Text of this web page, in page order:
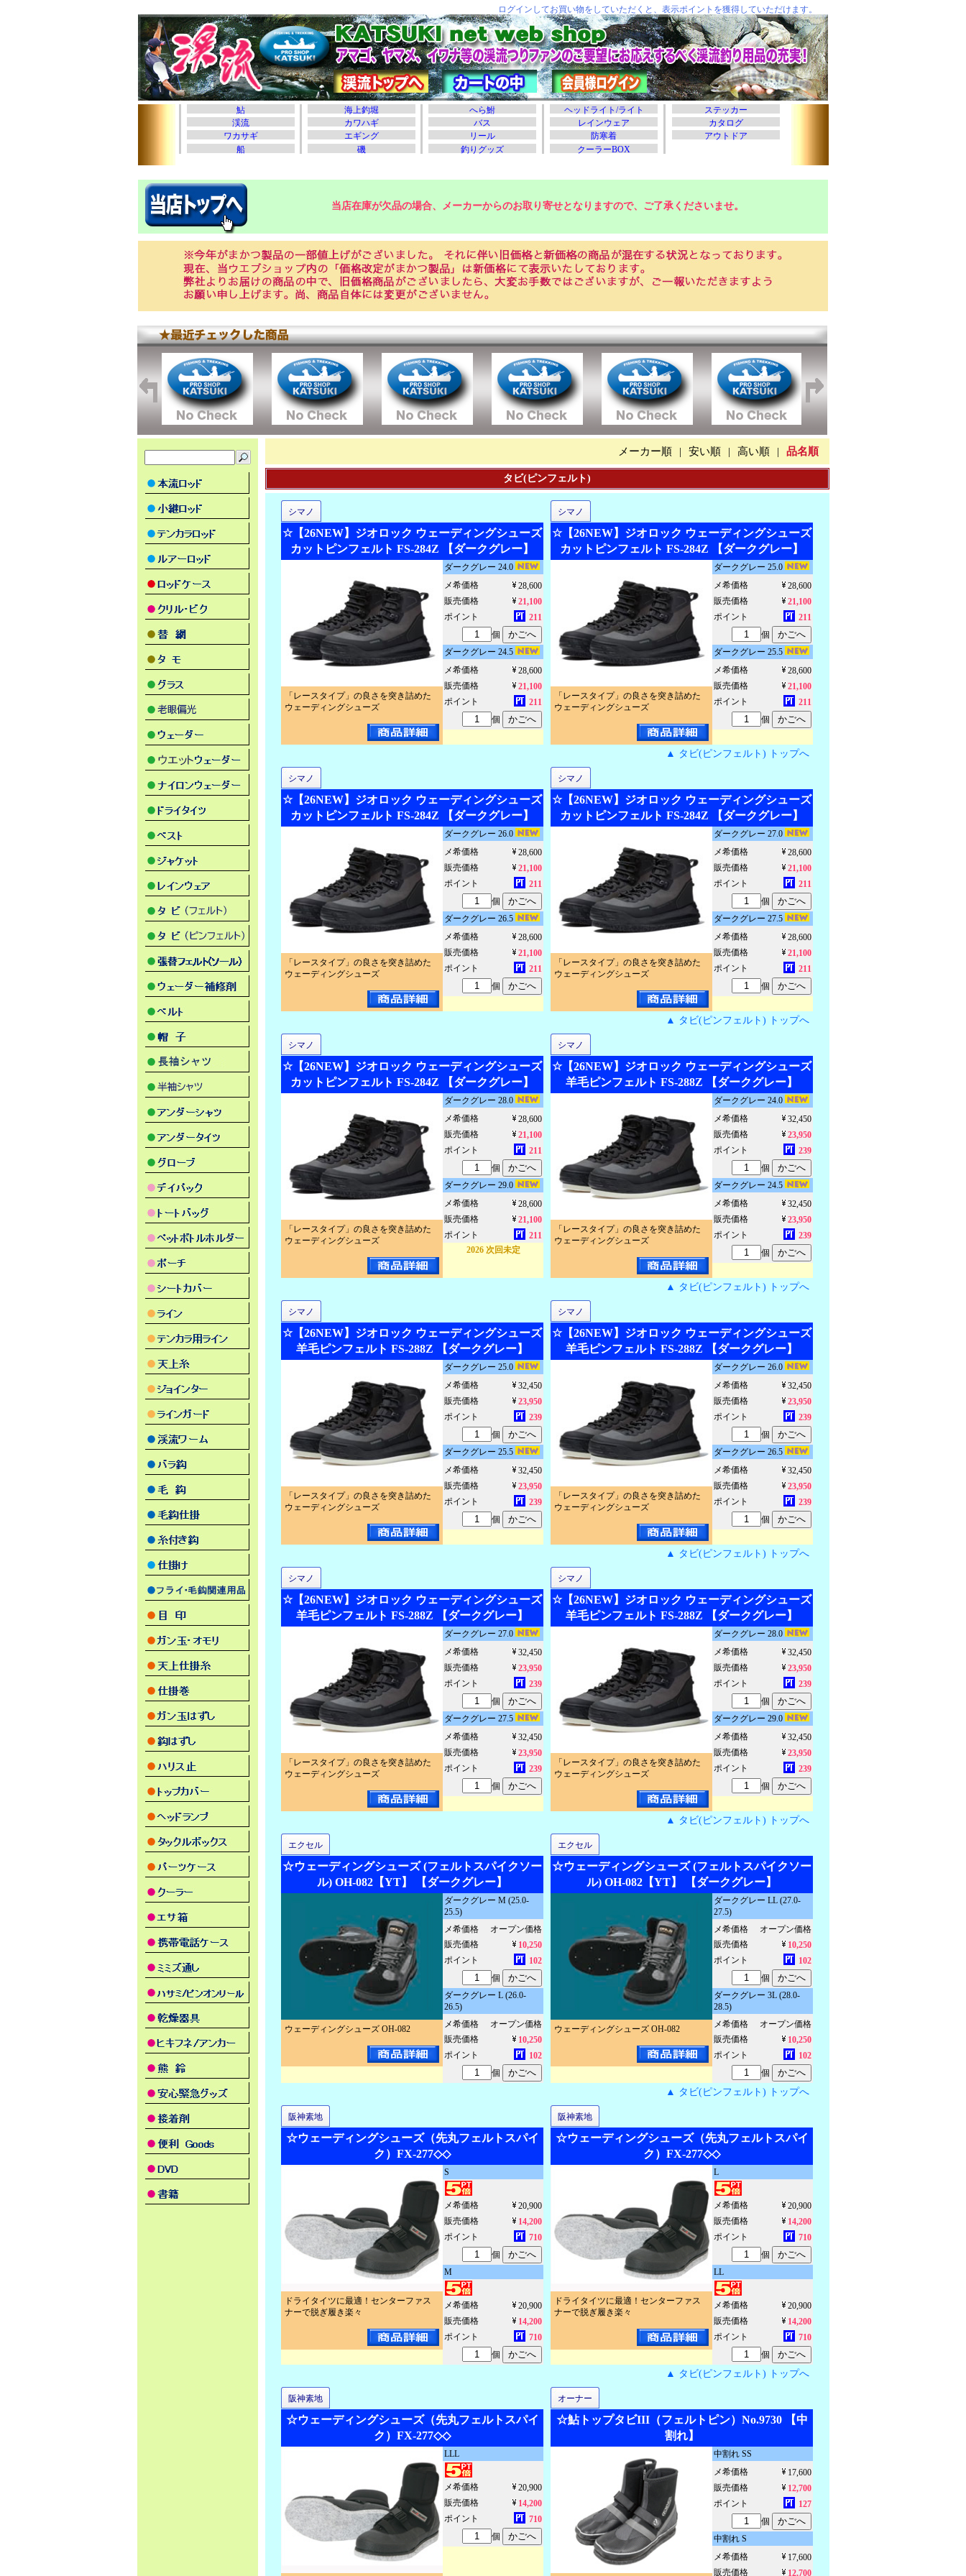
当店在庫が欠品の場合、メーカーからのお取り寄せとなりますので、ご了承くださいませ。
メーカー順 | 安い順 | 高い順 | 品名順
タビ(ピンフェルト)
シマノ
☆【26NEW】ジオロック ウェーディングシューズ
カットピンフェルト FS-284Z 【ダークグレー】
「レースタイプ」の良さを突き詰めた
ウェーディングシューズ
ダークグレー 24.0
メ希価格
28,600
販売価格
21,100
ポイント
211
個
ダークグレー 24.5
メ希価格
28,600
販売価格
21,100
ポイント
211
個
シマノ
☆【26NEW】ジオロック ウェーディングシューズ
カットピンフェルト FS-284Z 【ダークグレー】
「レースタイプ」の良さを突き詰めた
ウェーディングシューズ
ダークグレー 25.0
メ希価格
28,600
販売価格
21,100
ポイント
211
個
ダークグレー 25.5
メ希価格
28,600
販売価格
21,100
ポイント
211
個
▲ タビ(ピンフェルト) トップへ
シマノ
☆【26NEW】ジオロック ウェーディングシューズ
カットピンフェルト FS-284Z 【ダークグレー】
「レースタイプ」の良さを突き詰めた
ウェーディングシューズ
ダークグレー 26.0
メ希価格
28,600
販売価格
21,100
ポイント
211
個
ダークグレー 26.5
メ希価格
28,600
販売価格
21,100
ポイント
211
個
シマノ
☆【26NEW】ジオロック ウェーディングシューズ
カットピンフェルト FS-284Z 【ダークグレー】
「レースタイプ」の良さを突き詰めた
ウェーディングシューズ
ダークグレー 27.0
メ希価格
28,600
販売価格
21,100
ポイント
211
個
ダークグレー 27.5
メ希価格
28,600
販売価格
21,100
ポイント
211
個
▲ タビ(ピンフェルト) トップへ
シマノ
☆【26NEW】ジオロック ウェーディングシューズ
カットピンフェルト FS-284Z 【ダークグレー】
「レースタイプ」の良さを突き詰めた
ウェーディングシューズ
ダークグレー 28.0
メ希価格
28,600
販売価格
21,100
ポイント
211
個
ダークグレー 29.0
メ希価格
28,600
販売価格
21,100
ポイント
211
2026 次回未定
シマノ
☆【26NEW】ジオロック ウェーディングシューズ
羊毛ピンフェルト FS-288Z 【ダークグレー】
「レースタイプ」の良さを突き詰めた
ウェーディングシューズ
ダークグレー 24.0
メ希価格
32,450
販売価格
23,950
ポイント
239
個
ダークグレー 24.5
メ希価格
32,450
販売価格
23,950
ポイント
239
個
▲ タビ(ピンフェルト) トップへ
シマノ
☆【26NEW】ジオロック ウェーディングシューズ
羊毛ピンフェルト FS-288Z 【ダークグレー】
「レースタイプ」の良さを突き詰めた
ウェーディングシューズ
ダークグレー 25.0
メ希価格
32,450
販売価格
23,950
ポイント
239
個
ダークグレー 25.5
メ希価格
32,450
販売価格
23,950
ポイント
239
個
シマノ
☆【26NEW】ジオロック ウェーディングシューズ
羊毛ピンフェルト FS-288Z 【ダークグレー】
「レースタイプ」の良さを突き詰めた
ウェーディングシューズ
ダークグレー 26.0
メ希価格
32,450
販売価格
23,950
ポイント
239
個
ダークグレー 26.5
メ希価格
32,450
販売価格
23,950
ポイント
239
個
▲ タビ(ピンフェルト) トップへ
シマノ
☆【26NEW】ジオロック ウェーディングシューズ
羊毛ピンフェルト FS-288Z 【ダークグレー】
「レースタイプ」の良さを突き詰めた
ウェーディングシューズ
ダークグレー 27.0
メ希価格
32,450
販売価格
23,950
ポイント
239
個
ダークグレー 27.5
メ希価格
32,450
販売価格
23,950
ポイント
239
個
シマノ
☆【26NEW】ジオロック ウェーディングシューズ
羊毛ピンフェルト FS-288Z 【ダークグレー】
「レースタイプ」の良さを突き詰めた
ウェーディングシューズ
ダークグレー 28.0
メ希価格
32,450
販売価格
23,950
ポイント
239
個
ダークグレー 29.0
メ希価格
32,450
販売価格
23,950
ポイント
239
個
▲ タビ(ピンフェルト) トップへ
エクセル
☆ウェーディングシューズ (フェルトスパイクソー
ル) OH-082【YT】 【ダークグレー】
ウェーディングシューズ OH-082
ダークグレー M (25.0-
25.5)
メ希価格
オープン価格
販売価格
10,250
ポイント
102
個
ダークグレー L (26.0-
26.5)
メ希価格
オープン価格
販売価格
10,250
ポイント
102
個
エクセル
☆ウェーディングシューズ (フェルトスパイクソー
ル) OH-082【YT】 【ダークグレー】
ウェーディングシューズ OH-082
ダークグレー LL (27.0-
27.5)
メ希価格
オープン価格
販売価格
10,250
ポイント
102
個
ダークグレー 3L (28.0-
28.5)
メ希価格
オープン価格
販売価格
10,250
ポイント
102
個
▲ タビ(ピンフェルト) トップへ
阪神素地
☆ウェーディングシューズ（先丸フェルトスパイ
ク）FX-277◇◇
ドライタイツに最適！センターファス
ナーで脱ぎ履き楽々
S
メ希価格
20,900
販売価格
14,200
ポイント
710
個
M
メ希価格
20,900
販売価格
14,200
ポイント
710
個
阪神素地
☆ウェーディングシューズ（先丸フェルトスパイ
ク）FX-277◇◇
ドライタイツに最適！センターファス
ナーで脱ぎ履き楽々
L
メ希価格
20,900
販売価格
14,200
ポイント
710
個
LL
メ希価格
20,900
販売価格
14,200
ポイント
710
個
▲ タビ(ピンフェルト) トップへ
阪神素地
☆ウェーディングシューズ（先丸フェルトスパイ
ク）FX-277◇◇
LLL
メ希価格
20,900
販売価格
14,200
ポイント
710
個
オーナー
☆鮎トップタビIII（フェルトピン）No.9730 【中
割れ】
中割れ SS
メ希価格
17,600
販売価格
12,700
ポイント
127
個
中割れ S
メ希価格
17,600
販売価格
12,700